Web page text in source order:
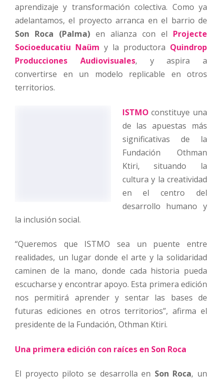
aprendizaje y transformación colectiva. Como ya
adelantamos, el proyecto arranca en el barrio de
Son Roca (Palma) en alianza con el Projecte
Socioeducatiu Naüm y la productora Quindrop
Producciones Audiovisuales, y aspira a
convertirse en un modelo replicable en otros
territorios.
ISTMO constituye una
de las apuestas más
significativas de la
Fundación Othman
Ktiri, situando la
cultura y la creatividad
en el centro del
desarrollo humano y
la inclusión social.
“Queremos que ISTMO sea un puente entre
realidades, un lugar donde el arte y la solidaridad
caminen de la mano, donde cada historia pueda
escucharse y encontrar apoyo. Esta primera edición
nos permitirá aprender y sentar las bases de
futuras ediciones en otros territorios”, afirma el
presidente de la Fundación, Othman Ktiri.
Una primera edición con raíces en Son Roca
El proyecto piloto se desarrolla en Son Roca, un